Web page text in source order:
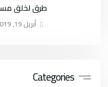
أبريل 19, 2019
Categories